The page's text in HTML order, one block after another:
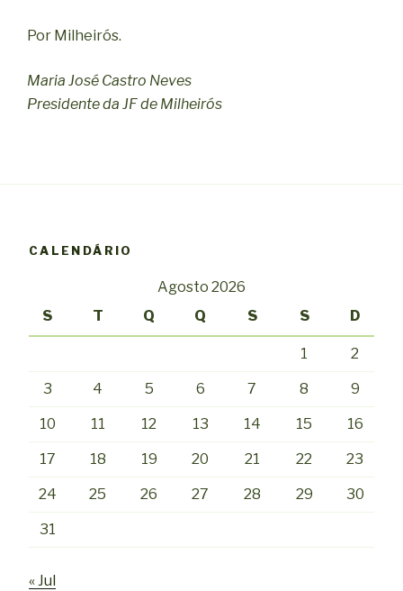
Por Milheirós.
Maria José Castro Neves
Presidente da JF de Milheirós
CALENDÁRIO
Agosto 2026
S
T Q Q S S D
1 2
3 4 5 6 7 8 9
10 11 12 13 14 15 16
17 18 19 20 21 22 23
24 25 26 27 28 29 30
31
« Jul